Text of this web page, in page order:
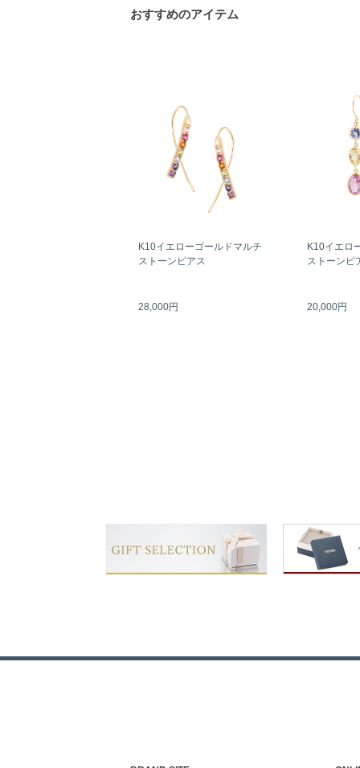
おすすめのアイテム
K10イエローゴールドマルチ
ストーンピアス
28,000円
K10イエロ
ストーンピ
20,000円